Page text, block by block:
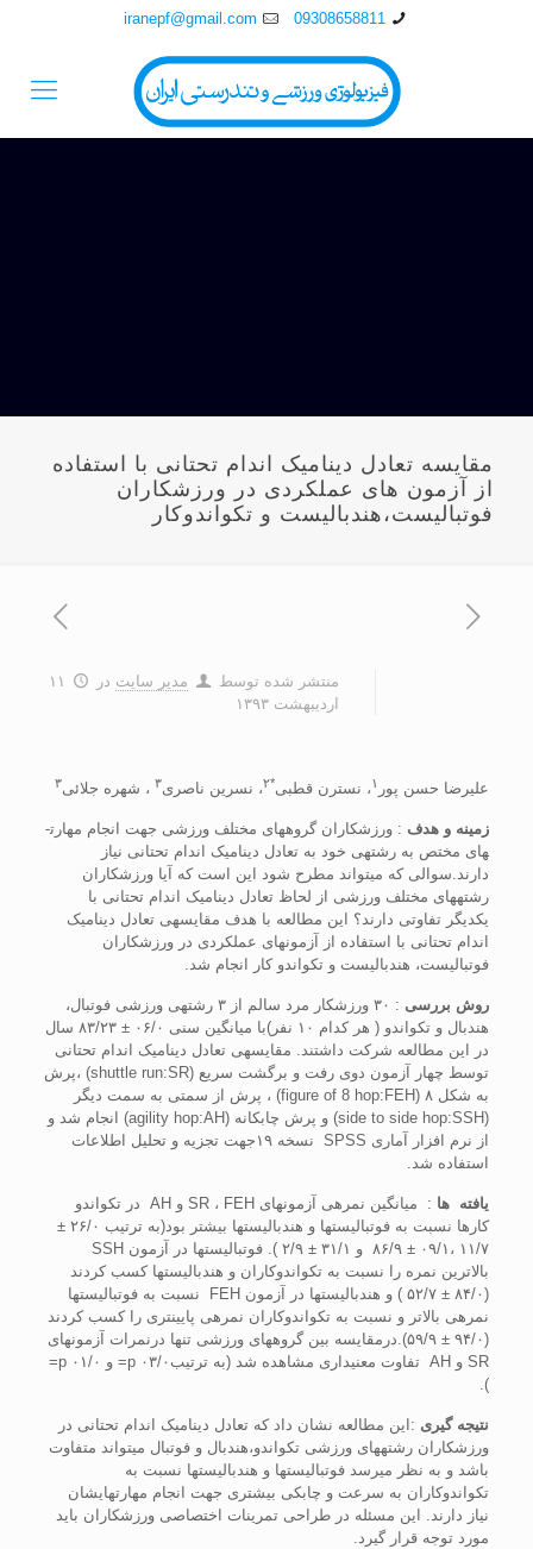
09308658811
iranepf@gmail.com
مقايسه تعادل ديناميک اندام تحتانی با استفاده
از آزمون های عملکردی در ورزشکاران
فوتباليست،هندباليست و تکواندوکار
منتشر شده توسط مدیر سایت در
۱۱
اردیبهشت ۱۳۹۳
عليرضا حسن پور ۱، نسترن قطبی*۲ ، نسرين ناصری۳ ، شهره جلائی۳
زمينه و هدف : ورزشکاران گروه­های مختلف ورزشی جهت انجام مهارت­
های مختص به رشته­ی خود به تعادل ديناميک اندام تحتانی نياز
دارند.سوالی که مي‏تواند مطرح شود اين است که آيا ورزشکاران
رشته­های مختلف ورزشی از لحاظ تعادل ديناميک اندام تحتانی با
يکديگر تفاوتی دارند؟ اين مطالعه با هدف مقايسه­ی تعادل ديناميک
اندام تحتانی با استفاده از آزمون­های عملکردی در ورزشکاران
فوتباليست، هندباليست­­ و ­تکواندو کار انجام شد.
روش بررسی
: ۳۰ ورزشکار مرد سالم از ­۳­ رشته­ی ورزشی فوتبال،
هندبال و ­تکواندو ( هر کدام ۱۰ نفر)با ميانگين سنی ۰۶/۰ ± ۸۳/۲۳ سال
در اين مطالعه ­شرکت داشتند.­ مقايسه­ی تعادل ديناميک اندام تحتانی
توسط چهار آزمون دوی رفت و برگشت سريع (shuttle run:SR) ،پرش
به شکل ۸ (figure of 8 hop:FEH) ­، پرش از سمتی به سمت ديگر
(side to side hop:SSH) و پرش چابکانه (agility hop:AH)­ انجام شد و
از نرم افزار آماری SPSS ­ نسخه ۱۹جهت تجزيه و تحليل اطلاعات
استفاده شد.
يافته ها
: ­ ميانگين نمره­ی آزمون­­­­های SR ، FEH و AH ­ در تکواندو
کارها نسبت به فوتباليست­ها و هندباليست­ها بيشتر بود(به ترتيب ۲۶/۰ ±
۱۱/۷ ،۰۹/۱ ± ۸۶/۹ ­ و ۳۱/۱ ± ۲/۹ ). فوتباليست­ها در آزمون SSH
بالاترين نمره را نسبت به تکواندوکاران و هندباليست­ها کسب کردند
(۸۴/۰ ± ۵۲/۷ ) و هندباليست­ها در آزمون FEH ­ نسبت به فوتباليست­ها
نمره­ی بالاتر و نسبت به تکواندوکاران نمره­ی پايين­تری را کسب کردند
(۹۴/۰ ± ۵۹/۹).درمقايسه بين گروه­های ورزشی تنها درنمرات آزمون­های
SR و AH ­ تفاوت معني­داری مشاهده شد (به ترتيب۰۳/۰ p= و ۰۱/۰ p=
).
نتيجه گيری :اين مطالعه نشان داد که تعادل ديناميک اندام تحتانی در
ورزشکاران رشته­های ورزشی تکواندو،هندبال و فوتبال ميتواند متفاوت
باشد و به نظر مي­رسد فوتباليست­ها و هندباليست­ها نسبت به
تکواندوکاران به سرعت و چابکی بيشتری جهت انجام مهارت­هايشان
نياز دارند. اين مسئله در طراحی تمرينات اختصاصی ورزشکاران بايد
مورد توجه قرار گيرد.